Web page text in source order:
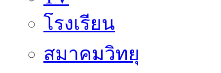
โรงเรียน
สมาคมวิทยุ